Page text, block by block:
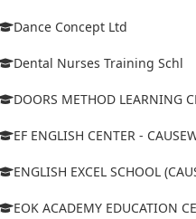
Dance Concept Ltd
Dental Nurses Training Schl
DOORS METHOD LEARNING
EF ENGLISH CENTER -
ENGLISH EXCEL SCHOOL
EOK ACADEMY EDUCATION